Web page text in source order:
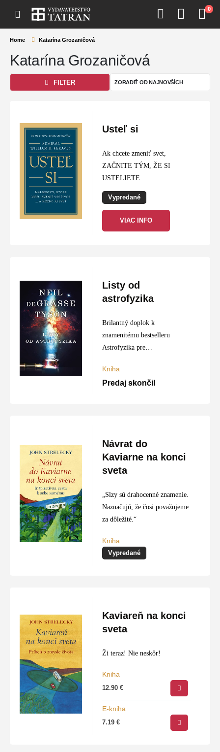
0
Home Katarína Grozaničová
Katarína Grozaničová
FILTER
Usteľ si
Ak chcete zmeniť svet,
ZAČNITE TÝM, ŽE SI
USTELIETE.
Vypredané
VIAC INFO
Listy od
astrofyzika
Brilantný doplok k
znamenitému bestselleru
Astrofyzika pre
Kniha
Predaj skončil
Návrat do
Kaviarne na konci
sveta
„Slzy sú drahocenné znamenie.
Naznačujú, že čosi považujeme
za dôležité.“
Kniha
Vypredané
Kaviareň na konci
sveta
Ži teraz! Nie neskôr!
Kniha
12.90€
E-kniha
7.19€